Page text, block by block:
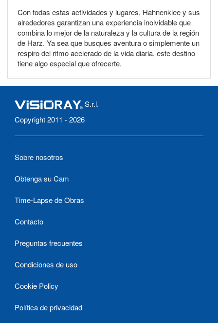
Con todas estas actividades y lugares, Hahnenklee y sus
alrededores garantizan una experiencia inolvidable que
combina lo mejor de la naturaleza y la cultura de la región
de Harz. Ya sea que busques aventura o simplemente un
respiro del ritmo acelerado de la vida diaria, este destino
tiene algo especial que ofrecerte.
S.r.l.
Copyright 2011 - 2026
Sobre nosotros
Obtenga su Cam
Time-Lapse de Obras
Contacto
Preguntas frecuentes
Condiciones de uso
Cookie Policy
Política de privacidad